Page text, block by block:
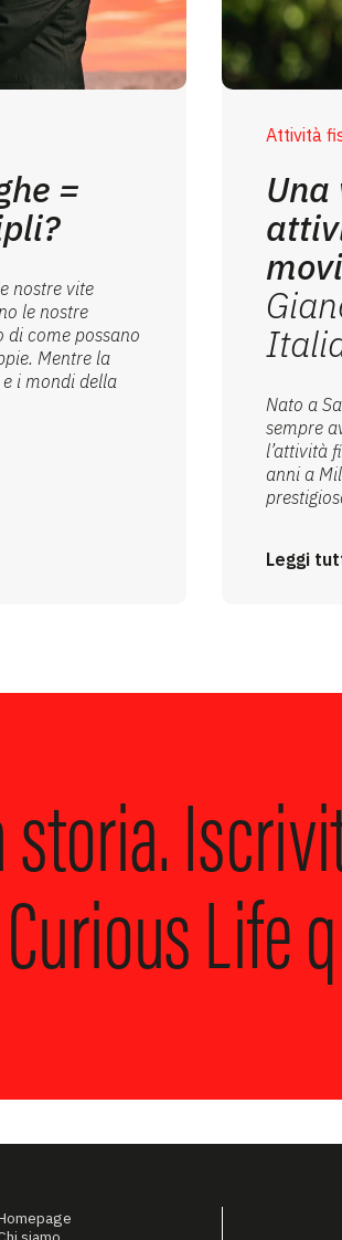
=
nostre vite
le nostre
di come possano
Mentre la
i mondi della
Attività
Nato a
sempre
l’attività
anni a
Leggi
Life